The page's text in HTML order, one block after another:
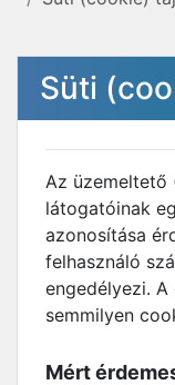
Süti
Az üzemeltető
látogatóinak
azonosítása
felhasználó
engedélyezi.
semmilyen
Mért